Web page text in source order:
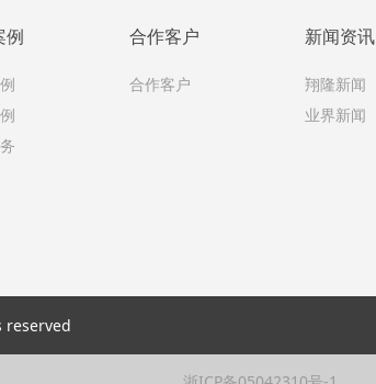
例 合作客户
合作客户
新闻资讯
翔隆新闻
业界新闻
reserved